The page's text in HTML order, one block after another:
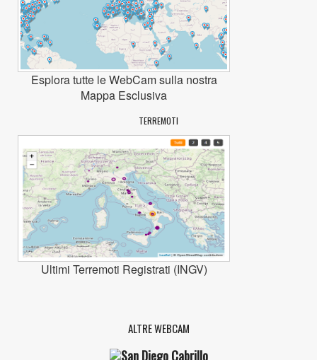
Esplora tutte le WebCam sulla nostra
Mappa Esclusiva
TERREMOTI
Ultimi Terremoti Registrati (INGV)
ALTRE WEBCAM